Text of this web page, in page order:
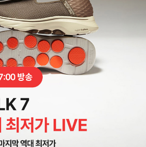
뽐내기
오픈
지,
,
를 위한
벽하게 즐기는
혜택!